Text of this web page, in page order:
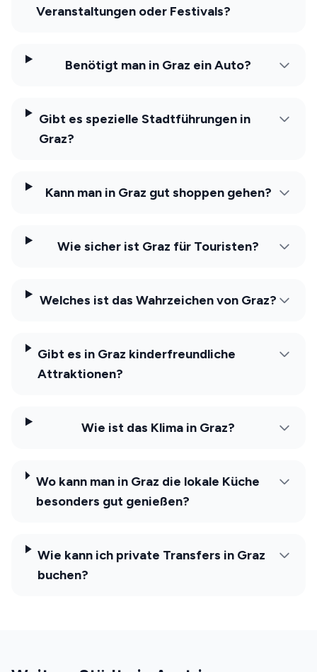
Veranstaltungen oder Festivals?
Benötigt man in Graz ein Auto?
Gibt es spezielle Stadtführungen in
Graz?
Kann man in Graz gut shoppen gehen?
Wie sicher ist Graz für Touristen?
Welches ist das Wahrzeichen von Graz?
Gibt es in Graz kinderfreundliche
Attraktionen?
Wie ist das Klima in Graz?
Wo kann man in Graz die lokale Küche
besonders gut genießen?
Wie kann ich private Transfers in Graz
buchen?